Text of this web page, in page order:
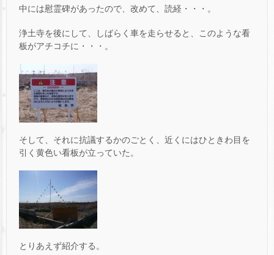
中には慰霊碑があったので、改めて、読経・・・。
浄土寺を後にして、しばらく車を走らせると、このような看
板がアチコチに・・・。
そして、それに抗議するかのごとく、近くにはひときわ目を
引く黄色い看板が立っていた。
とりあえず紹介する。